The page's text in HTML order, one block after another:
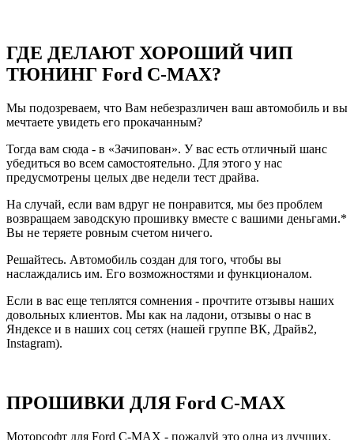
ГДЕ ДЕЛАЮТ ХОРОШИЙ ЧИП
ТЮНИНГ Ford C-MAX?
Мы подозреваем, что Вам небезразличен ваш автомобиль и вы
мечтаете увидеть его прокачанным?
Тогда вам сюда - в «Зачипован». У вас есть отличный шанс
убедиться во всем самостоятельно. Для этого у нас
предусмотрены целых две недели тест драйва.
На случай, если вам вдруг не понравится, мы без проблем
возвращаем заводскую прошивку вместе с вашими деньгами.*
Вы не теряете ровным счетом ничего.
Решайтесь. Автомобиль создан для того, чтобы вы
наслаждались им. Его возможностями и функционалом.
Если в вас еще теплятся сомнения - прочтите отзывы наших
довольных клиентов. Мы как на ладони, отзывы о нас в
Яндексе и в наших соц сетях (нашей группе ВК, Драйв2,
Instagram).
ПРОШИВКИ ДЛЯ Ford C-MAX
Моторсофт для Ford C-MAX - пожалуй это одна из лучших.